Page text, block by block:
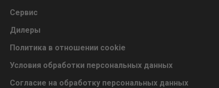
Сервис
Дилеры
Политика в отношении cookie
Условия обработки персональных данных
Согласие на обработку персональных данных